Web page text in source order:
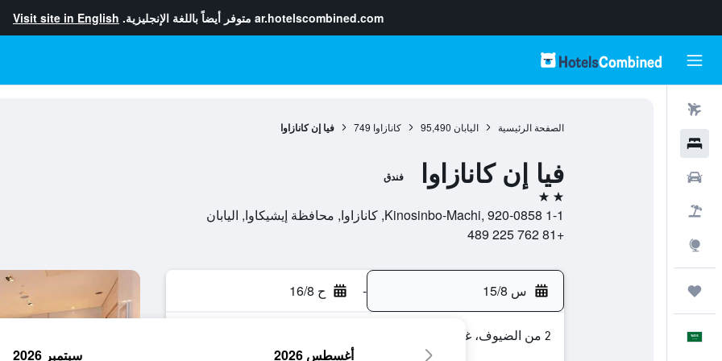
ar.hotelscombined.com متوفر أيضاً باللغة الإنجليزية. Visit site in English
الصفحة الرئيسية اليابان 95,490 كانازاوا 749 فيا إن كانازاوا
فيا إن كانازاوا فندق
2 نجمتين
1-1 Kinosinbo-Machi, 920-0858, كانازاوا, محافظة إيشيكاوا, اليابان
+81 762 225 489
س 15/8 - ح 16/8
2 من الضيوف، غرفة واحدة
أغسطس 2026 سبتمبر 2026